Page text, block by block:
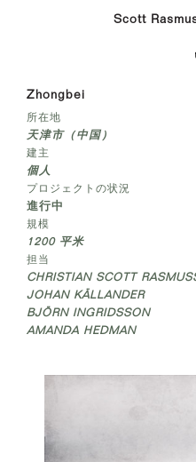
Scott
Zhongbei
所在地
天津市（中国）
建主
個人
プロジェクトの状況
進行中
規模
1200 平米
担当
CHRISTIAN SCOTT
JOHAN KÄLLANDER
BJÖRN INGRIDSSON
AMANDA HEDMAN